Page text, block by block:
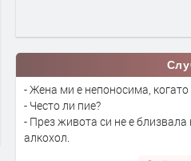
Дигитално евро: портмонето ще
е вече в нашия смартфон
преди 4 дни
- Жена ми е непоносима, когато
- Често ли пие?
- През живота си не е близвала
алкохол.